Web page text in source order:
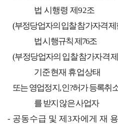
법 시행령 제92조
(부정당업자의 입찰 참가자격 제
법 시행규칙제76조
(부정당업자의 입찰 참가자격
기준 현재 휴업상태
또는 영업정지,인?허가 등록취
를 받지 않은 사업자
- 공동수급 및 제3자에게 재